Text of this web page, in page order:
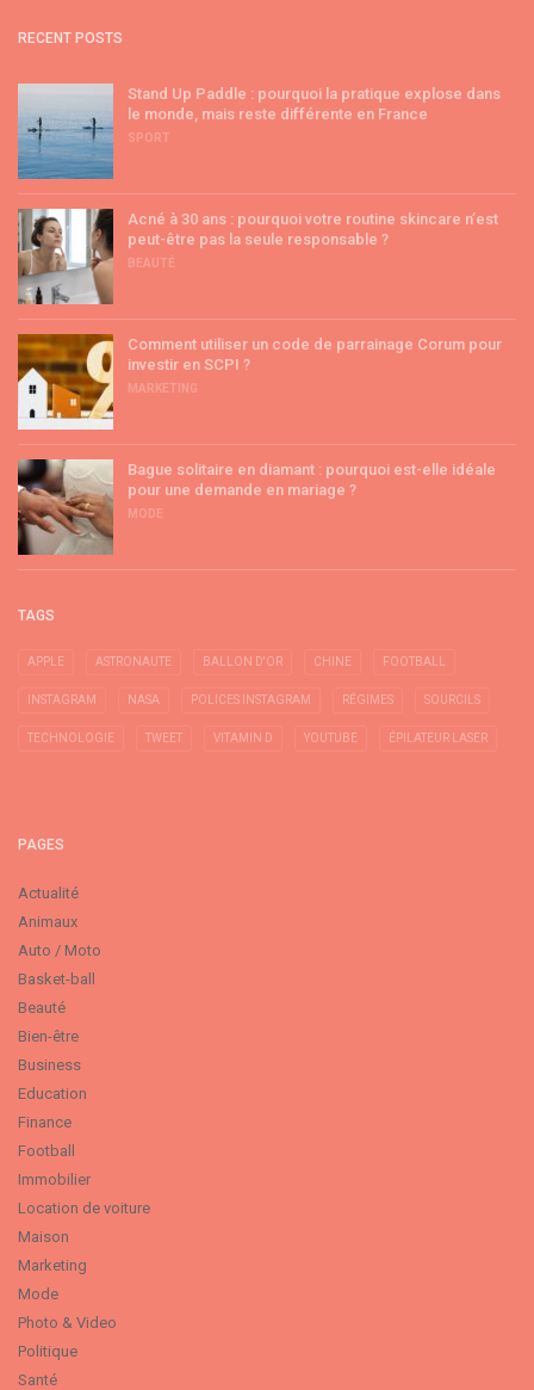
RECENT POSTS
Stand Up Paddle : pourquoi la pratique explose dans
le monde, mais reste différente en France
SPORT
Acné à 30 ans : pourquoi votre routine skincare n’est
peut-être pas la seule responsable ?
BEAUTÉ
Comment utiliser un code de parrainage Corum pour
investir en SCPI ?
MARKETING
Bague solitaire en diamant : pourquoi est-elle idéale
pour une demande en mariage ?
MODE
TAGS
APPLE ASTRONAUTE BALLON D'OR CHINE FOOTBALL
INSTAGRAM NASA POLICES INSTAGRAM RÉGIMES SOURCILS
TECHNOLOGIE TWEET VITAMIN D YOUTUBE ÉPILATEUR LASER
PAGES
Actualité
Animaux
Auto / Moto
Basket-ball
Beauté
Bien-être
Business
Education
Finance
Football
Immobilier
Location de voiture
Maison
Marketing
Mode
Photo & Video
Politique
Santé